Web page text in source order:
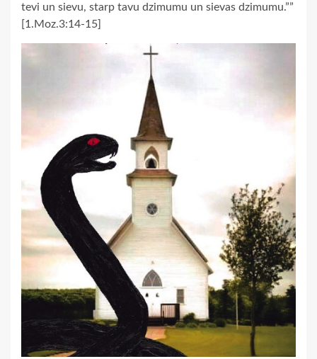
tevi un sievu, starp tavu dzimumu un sievas dzimumu.””
[1.Moz.3:14-15]